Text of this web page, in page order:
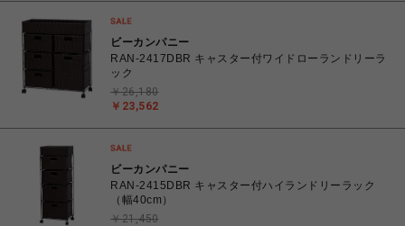
ビーカンパニー
RAN-2417DBR キャスター付ワイドローランドリーラ
ック
￥23,562
￥26,180
ビーカンパニー
RAN-2415DBR キャスター付ハイランドリーラック
（幅40cm）
￥21,450